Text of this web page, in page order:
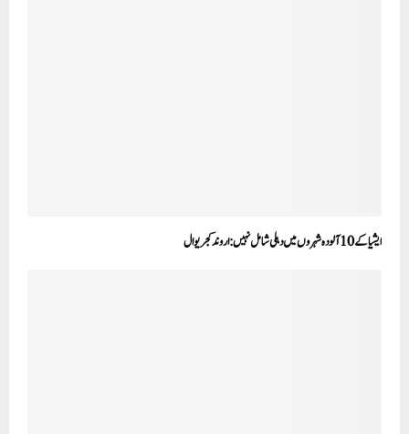
ایشیا کے10 آلودہ شہروں میں دہلی شامل نہیں:اروند کجریوال